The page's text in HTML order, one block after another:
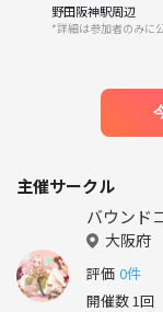
野田阪神駅周辺
*詳細は参加者のみに
主催サークル
バウンド
大阪府
評価 0件
開催数 1回